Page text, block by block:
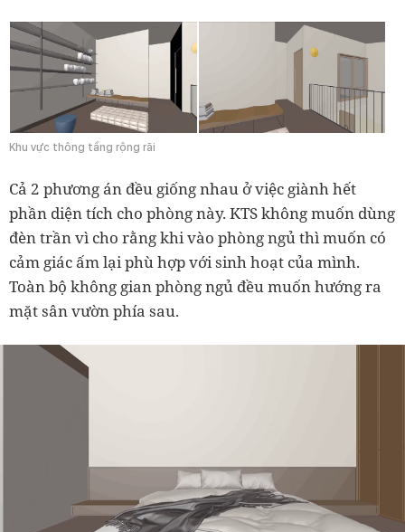
Khu vực thông tầng rộng rãi
Cả 2 phương án đều giống nhau ở việc giành hết
phần diện tích cho phòng này. KTS không muốn dùng
đèn trần vì cho rằng khi vào phòng ngủ thì muốn có
cảm giác ấm lại phù hợp với sinh hoạt của mình.
Toàn bộ không gian phòng ngủ đều muốn hướng ra
mặt sân vườn phía sau.